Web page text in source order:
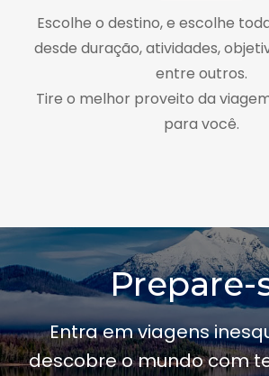
Escolhe o destino, e escolhe
desde duração, atividades,
entre outros.
Tire o melhor proveito da
para você.
Prepare-
Entra em viagens
descobre o mundo com